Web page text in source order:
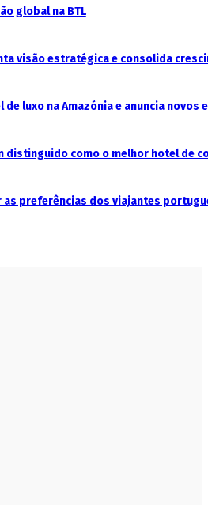
global na BTL
visão estratégica e consolida
de luxo na Amazónia e anuncia
distinguido como o melhor hotel de
as preferências dos viajantes